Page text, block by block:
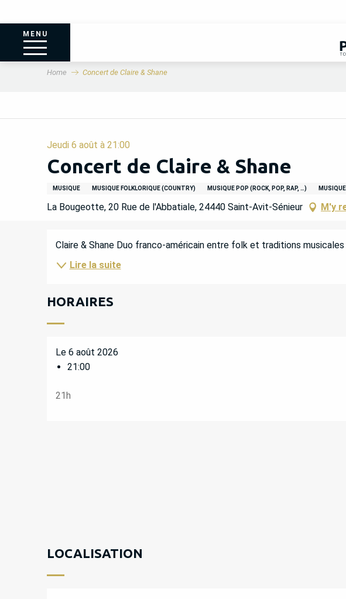
MENU
Home Concert de Claire & Shane
Jeudi 6 août à 21:00
Concert de Claire & Shane
MUSIQUE MUSIQUE FOLKLORIQUE (COUNTRY) MUSIQUE POP (ROCK, POP, RAP, …)
La Bougeotte, 20 Rue de l'Abbatiale, 24440 Saint-Avit-Sénieur M'y
DESCRIPTION
Claire & Shane Duo franco-américain entre folk et traditions
Lire la suite
HORAIRES
Le 6 août 2026
21:00
21h
LOCALISATION